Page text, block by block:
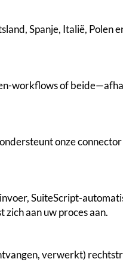
Spanje, Italië, Polen
workflows of
onze
SuiteScript-
zich aan uw proces aan.
verwerkt)